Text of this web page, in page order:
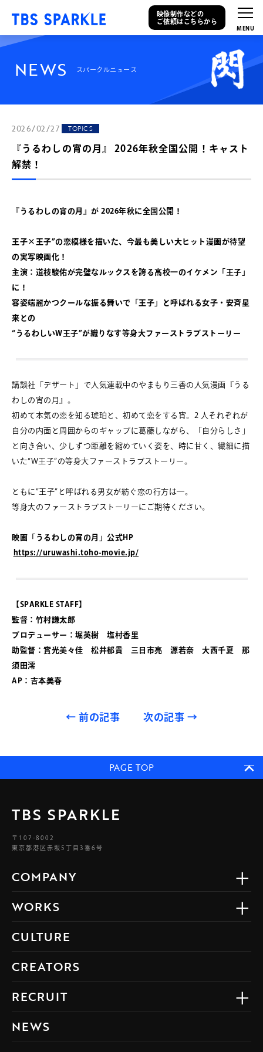
映像制作などの
ご依頼はこちらから
NEWS スパークルニュース
2026/02/27 TOPICS
『うるわしの宵の月』 2026年秋全国公開！キャスト
解禁！
『うるわしの宵の月』が 2026年秋に全国公開！
王子×王子”の恋模様を描いた、今最も美しい大ヒット漫画が待望
の実写映画化！
主演：道枝駿佑が完璧なルックスを誇る高校一のイケメン「王子」
に！
容姿端麗かつクールな振る舞いで「王子」と呼ばれる女子・安斉星
来との
“うるわしいW王子”が織りなす等身大ファーストラブストーリー
講談社「デザート」で人気連載中のやまもり三香の人気漫画『うる
わしの宵の月』。
初めて本気の恋を知る琥珀と、初めて恋をする宵。2 人それぞれが
自分の内面と周囲からのギャップに葛藤しながら、「自分らしさ」
と向き合い、少しずつ距離を縮めていく姿を、時に甘く、繊細に描
いた“W王子”の等身大ファーストラブストーリー。
ともに”王子”と呼ばれる男女が紡ぐ恋の行方は―。
等身大のファーストラブストーリーにご期待ください。
映画「うるわしの宵の月」公式HP
https://uruwashi.toho-movie.jp/
【SPARKLE STAFF】
監督：竹村謙太郎
プロデューサー：堀英樹 塩村香里
助監督：實光美々佳 松井郁貴 三日市亮 源若奈 大西千夏 那
須田澪
AP：吉本美春
← 前の記事 次の記事 →
PAGE TOP
TBS SPARKLE
〒107-8002
東京都港区赤坂5丁目3番6号
COMPANY
WORKS
CULTURE
CREATORS
RECRUIT
NEWS